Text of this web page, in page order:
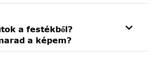
a festékből?
a képem?